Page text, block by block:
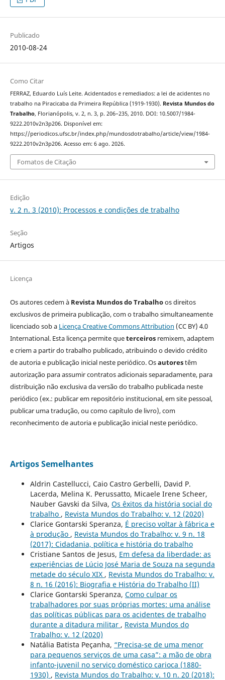
Publicado
2010-08-24
Como Citar
FERRAZ, Eduardo Luís Leite. Acidentados e remediados: a lei de acidentes no
trabalho na Piracicaba da Primeira República (1919-1930). Revista Mundos do
Trabalho, Florianópolis, v. 2, n. 3, p. 206–235, 2010. DOI: 10.5007/1984-
9222.2010v2n3p206. Disponível em:
https://periodicos.ufsc.br/index.php/mundosdotrabalho/article/view/1984-
9222.2010v2n3p206. Acesso em: 6 ago. 2026.
Fomatos de Citação
Edição
v. 2 n. 3 (2010): Processos e condições de trabalho
Seção
Artigos
Licença
Os autores cedem à Revista Mundos do Trabalhoos direitos
exclusivos de primeira publicação, com o trabalho simultaneamente
licenciado sob a Licença Creative Commons Attribution (CC BY) 4.0
International. Esta licença permite queterceirosremixem, adaptem
e criem a partir do trabalho publicado, atribuindo o devido crédito
de autoria e publicação inicial neste periódico. Osautorestêm
autorização para assumir contratos adicionais separadamente, para
distribuição não exclusiva da versão do trabalho publicada neste
periódico (ex.: publicar em repositório institucional, em site pessoal,
publicar uma tradução, ou como capítulo de livro), com
reconhecimento de autoria e publicação inicial neste periódico.
Artigos Semelhantes
Aldrin Castellucci, Caio Castro Gerbelli, David P.
Lacerda, Melina K. Perussatto, Micaele Irene Scheer,
Nauber Gavski da Silva, Os êxitos da história social do
trabalho , Revista Mundos do Trabalho: v. 12 (2020)
Clarice Gontarski Speranza, É preciso voltar à fábrica e
à produção , Revista Mundos do Trabalho: v. 9 n. 18
(2017): Cidadania, política e história do trabalho
Cristiane Santos de Jesus, Em defesa da liberdade: as
experiências de Lúcio José Maria de Souza na segunda
metade do século XIX , Revista Mundos do Trabalho: v.
8 n. 16 (2016): Biografia e História do Trabalho (II)
Clarice Gontarski Speranza, Como culpar os
trabalhadores por suas próprias mortes: uma análise
das políticas públicas para os acidentes de trabalho
durante a ditadura militar , Revista Mundos do
Trabalho: v. 12 (2020)
Natália Batista Peçanha, “Precisa-se de uma menor
para pequenos serviços de uma casa”: a mão de obra
infanto-juvenil no serviço doméstico carioca (1880-
1930) , Revista Mundos do Trabalho: v. 10 n. 20 (2018):